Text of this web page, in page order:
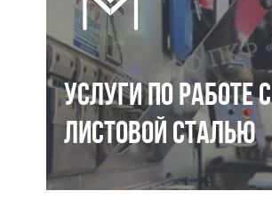
УСЛУГИ ПО РАБОТЕ С
ЛИСТОВОЙ СТАЛЬЮ